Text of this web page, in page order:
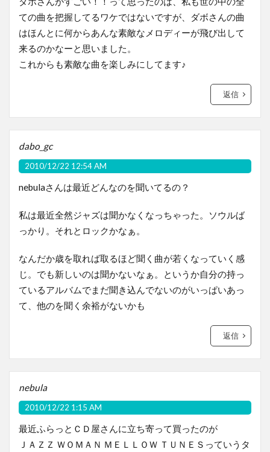
ての曲を把握してるワケではないですが、ダボさんの曲
はほんとに何からあんな素敵なメロディーが飛び出して
来るのかなーと思いました。
これからも素敵な曲を楽しみにしてます♪
返信
dabo_gc
2010/12/22 12:54 AM
nebulaさんは最近どんなのを聞いてるの？
私は最近全然ジャズは聞かなくなっちゃった。ソウルば
っかり。それとロックかなぁ。
なんだか歳を取れば取るほど聞く曲が若くなっていく感
じ。でも新しいのは聞かないなぁ。というか自分の持っ
ているアルバムでまだ聞き込んでないのがいっぱいあっ
て、他のを聞く余裕がないかも
返信
nebula
2010/12/22 1:15 AM
最近ふらっとＣＤ屋さんに立ち寄って買ったのが
ＪＡＺＺ ＷＯＭＡＮ ＭＥＬＬＯＷ ＴＵＮＥＳっていうタ